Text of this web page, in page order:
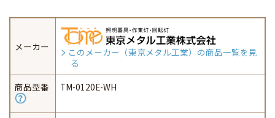
メーカー
このメーカー（東京メタル工業）の商品一覧を見
る
商品型番
TM-0120E-WH